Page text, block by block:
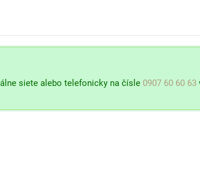
siete alebo telefonicky na čísle 0907 60 60 63